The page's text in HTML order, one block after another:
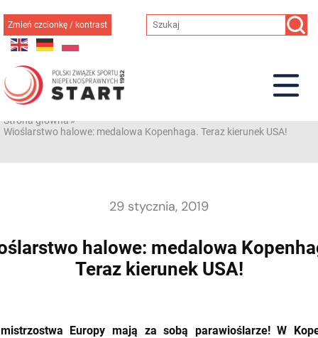
do
treści
Zmień czcionkę / kontrast
Strona główna»
Wioślarstwo halowe: medalowa Kopenhaga. Teraz kierunek USA!
29 stycznia, 2019
halowe: medalowa
Teraz kierunek USA!
Europy mają za sobą parawioślarze! W